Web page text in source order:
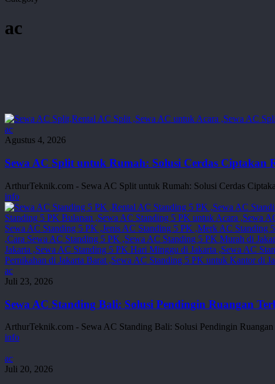
ac
Sewa
AC
untuk
Rumah:
Solusi
Cerdas
Ciptakan
Rumah
Sejuk
dan
Nyaman
ac
Agustus 4, 2026
Sewa AC Split untuk Rumah: Solusi Cerdas Ciptakan
ArthurTeknik.com - Sewa AC Split untuk Rumah: Solusi Cerdas
info
Sewa
AC
Bali:
Solusi
Pendingin
Ruangan
Terbaik
untuk
Acara
ac
Juli 23, 2026
Sewa AC Standing Bali: Solusi Pendingin Ruangan
ArthurTeknik.com - Sewa AC Standing Bali: Solusi Pendingin
info
Rental
AC
ac
Juli 20, 2026